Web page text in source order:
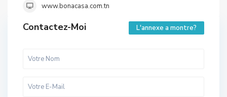
www.bonacasa.com.tn
Contactez-Moi L'annexe a montre?